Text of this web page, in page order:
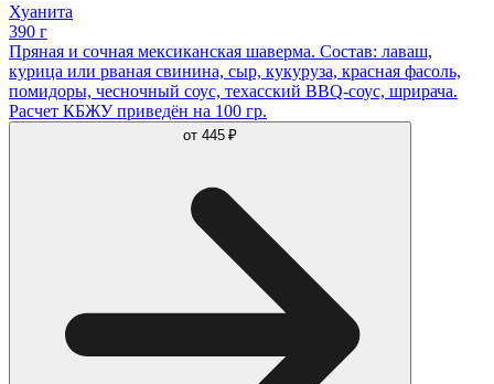
Хуанита
390 г
Пряная и сочная мексиканская шаверма. Состав: лаваш,
курица или рваная свинина, сыр, кукуруза, красная фасоль,
помидоры, чесночный соус, техасский BBQ-соус, шрирача.
Расчет КБЖУ приведён на 100 гр.
от 445 ₽